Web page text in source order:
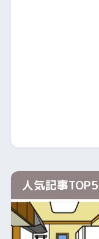
人気記事TOP5